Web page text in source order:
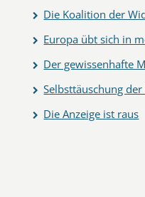
Die Koalition der
Europa übt sich in
Der gewissenhafte
Selbsttäuschung
Die Anzeige ist raus